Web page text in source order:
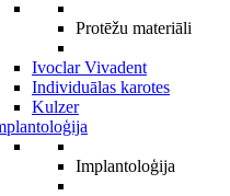
Protēžu materiāli
Ivoclar Vivadent
Individuālas karotes
Kulzer
Implantoloģija